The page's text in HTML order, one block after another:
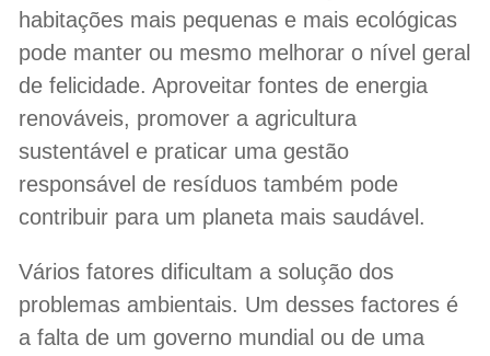
habitações mais pequenas e mais ecológicas
pode manter ou mesmo melhorar o nível geral
de felicidade. Aproveitar fontes de energia
renováveis, promover a agricultura
sustentável e praticar uma gestão
responsável de resíduos também pode
contribuir para um planeta mais saudável.
Vários fatores dificultam a solução dos
problemas ambientais. Um desses factores é
a falta de um governo mundial ou de uma